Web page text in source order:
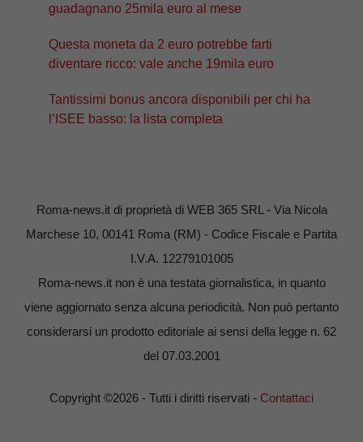
guadagnano 25mila euro al mese
Questa moneta da 2 euro potrebbe farti
diventare ricco: vale anche 19mila euro
Tantissimi bonus ancora disponibili per chi ha
l’ISEE basso: la lista completa
Roma-news.it di proprietà di WEB 365 SRL - Via Nicola
Marchese 10, 00141 Roma (RM) - Codice Fiscale e Partita
I.V.A. 12279101005
Roma-news.it non è una testata giornalistica, in quanto
viene aggiornato senza alcuna periodicità. Non può pertanto
considerarsi un prodotto editoriale ai sensi della legge n. 62
del 07.03.2001
Copyright ©2026 - Tutti i diritti riservati - Contattaci